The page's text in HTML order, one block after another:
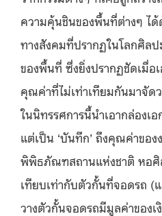
ความคุ้นชินของพื้นที่ต่างๆ ไ
ทางสังคมที่ปรากฏในโลกศิล
ของพื้นที่ ซึ่งยิ่งปรากฏชัดเมื่อ
คุณค่าที่ไม่เท่าเทียมกันมาจัด
ในนิทรรศการนี้นำเอากล่องเ
แต่เป็น ‘บันทึก’ ถึงคุณค่าขอ
พิพิธภัณฑสถานแห่งชาติ หอศิ
เทียบเท่ากับตัวกั้นที่จอดรถ (
วางตัวกั้นจอดรถมีมูลค่าของ